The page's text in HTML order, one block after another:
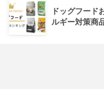
ドッグフード
ルギー対策商